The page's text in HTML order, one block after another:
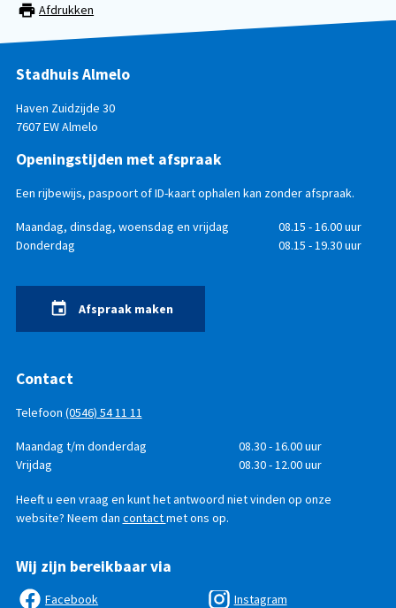
Afdrukken
Stadhuis Almelo
Haven Zuidzijde 30
7607 EW Almelo
Openingstijden met afspraak
Een rijbewijs, paspoort of ID-kaart ophalen kan zonder afspraak.
Openingstijden
DagTijd
Maandag, dinsdag, woensdag en vrijdag
08.15 - 16.00 uur
Donderdag
08.15 - 19.30 uur
Afspraak maken
Contact
Telefoon (0546) 54 11 11
Telefonisch
bereikbaar
DagTijd
Maandag t/m donderdag
08.30 - 16.00 uur
Vrijdag
08.30 - 12.00 uur
Heeft u een vraag en kunt het antwoord niet vinden op onze
website? Neem dan contactmet ons op.
Wij zijn bereikbaar via
Facebook Instagram